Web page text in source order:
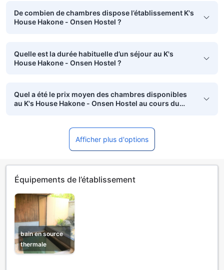
De combien de chambres dispose l’établissement K's
House Hakone - Onsen Hostel ?
Quelle est la durée habituelle d’un séjour au K's
House Hakone - Onsen Hostel ?
Quel a été le prix moyen des chambres disponibles
au K's House Hakone - Onsen Hostel au cours du
Afficher plus d'options
Équipements de l’établissement
bain en source
thermale